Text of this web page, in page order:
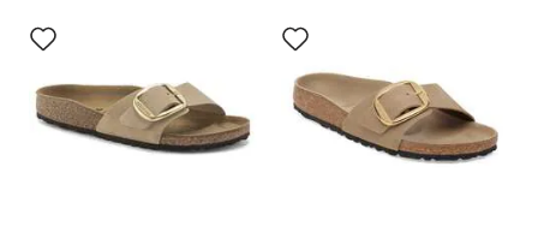
Anklicken
der
werden
die
Produktbilder
Anklicken
der
Farben
werden
Produktbilder